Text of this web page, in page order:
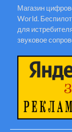
Магазин
World.
для
звуковое